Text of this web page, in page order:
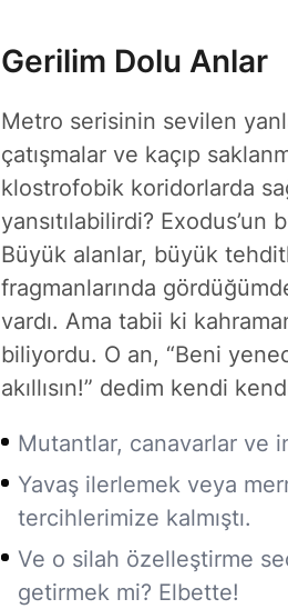
Gerilim Dolu Anlar
Metro serisinin sevilen
çatışmalar ve kaçıp
klostrofobik koridorlarda
yansıtılabilirdi?
Büyük alanlar, büyük
fragmanlarında
vardı. Ama tabii ki
biliyordu. O an, “Beni
akıllısın!” dedim kendi
Mutantlar, canavarlar ve
Yavaş ilerlemek veya
tercihlerimize kalmıştı.
Ve o silah özelleştirme
getirmek mi? Elbette!